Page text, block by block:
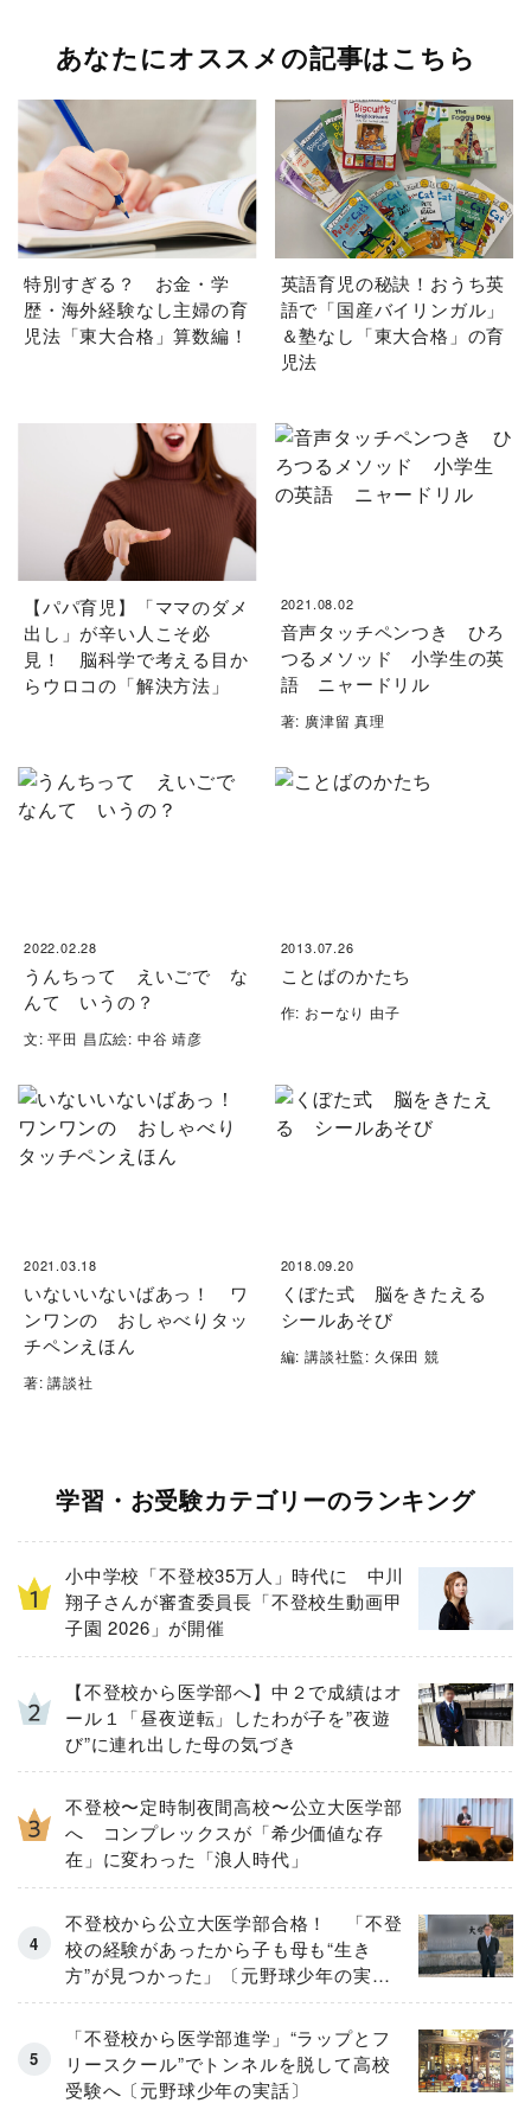
あなたにオススメの記事はこちら
特別すぎる？ お金・学
歴・海外経験なし主婦の育
児法「東大合格」算数編！
英語育児の秘訣！おうち英
語で「国産バイリンガル」
＆塾なし「東大合格」の育
児法
【パパ育児】「ママのダメ
出し」が辛い人こそ必
見！ 脳科学で考える目か
らウロコの「解決方法」
2021.08.02
音声タッチペンつき ひろ
つるメソッド 小学生の英
語 ニャードリル
著: 廣津留 真理
2022.02.28
うんちって えいごで な
んて いうの？
文: 平田 昌広絵: 中谷 靖彦
2013.07.26
ことばのかたち
作: おーなり 由子
2021.03.18
いないいないばあっ！ ワ
ンワンの おしゃべりタッ
チペンえほん
著: 講談社
2018.09.20
くぼた式 脳をきたえる
シールあそび
編: 講談社監: 久保田 競
学習・お受験カテゴリーのランキング
小中学校「不登校35万人」時代に 中川
翔子さんが審査委員長「不登校生動画甲
子園 2026」が開催
【不登校から医学部へ】中２で成績はオ
ール１「昼夜逆転」したわが子を”夜遊
び”に連れ出した母の気づき
不登校〜定時制夜間高校〜公立大医学部
へ コンプレックスが「希少価値な存
在」に変わった「浪人時代」
不登校から公立大医学部合格！ 「不登
校の経験があったから子も母も“生き
方”が見つかった」〔元野球少年の実
話〕
「不登校から医学部進学」“ラップとフ
リースクール”でトンネルを脱して高校
受験へ〔元野球少年の実話〕